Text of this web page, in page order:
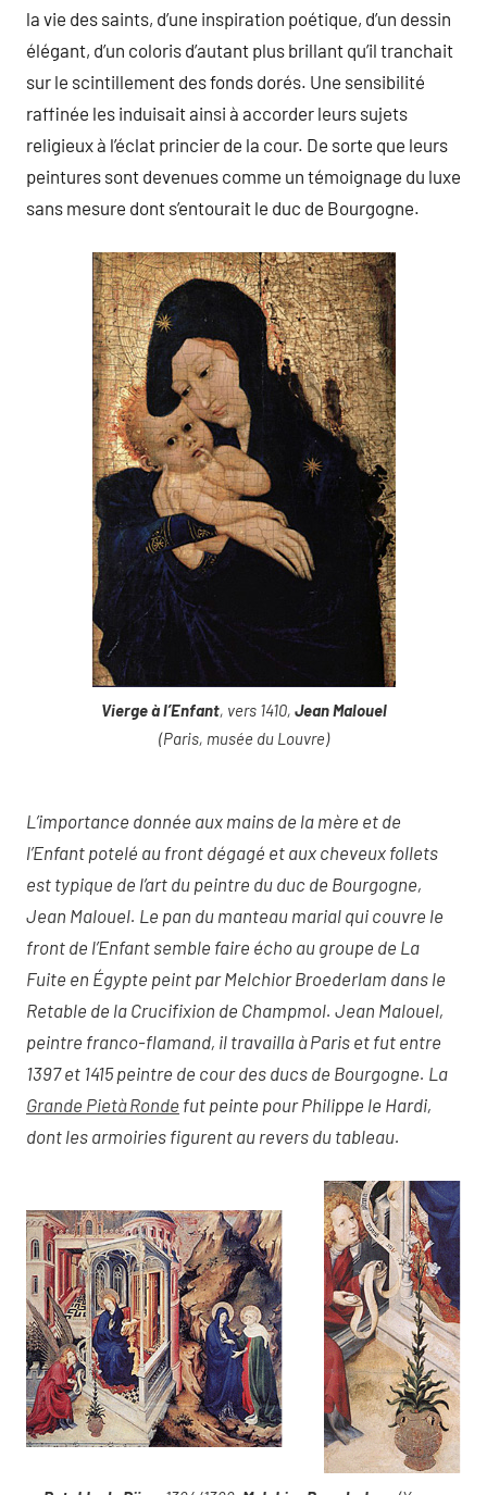
la vie des saints, d’une inspiration poétique, d’un dessin
élégant, d’un coloris d’autant plus brillant qu’il tranchait
sur le scintillement des fonds dorés. Une sensibilité
raffinée les induisait ainsi à accorder leurs sujets
religieux à l’éclat princier de la cour. De sorte que leurs
peintures sont devenues comme un témoignage du luxe
sans mesure dont s’entourait le duc de Bourgogne.
Vierge à l’Enfant, vers 1410, Jean Malouel
(Paris, musée du Louvre)
L’importance donnée aux mains de la mère et de
l’Enfant potelé au front dégagé et aux cheveux follets
est typique de l’art du peintre du duc de Bourgogne,
Jean Malouel. Le pan du manteau marial qui couvre le
front de l’Enfant semble faire écho au groupe de La
Fuite en Égypte peint par Melchior Broederlam dans le
Retable de la Crucifixion de Champmol. Jean Malouel,
peintre franco-flamand, il travailla à Paris et fut entre
1397 et 1415 peintre de cour des ducs de Bourgogne. La
Grande Pietà Ronde fut peinte pour Philippe le Hardi,
dont les armoiries figurent au revers du tableau.